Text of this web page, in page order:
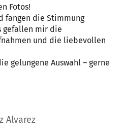
Fotos!
fangen die Stimmung
gefallen mir die
und die liebevollen
gelungene Auswahl – gerne
Alvarez